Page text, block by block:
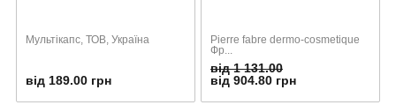
Мультікапс, ТОВ, Україна
від 189.00 грн
Pierre fabre dermo-cosmetique
Фр...
від 1 131.00
від 904.80 грн